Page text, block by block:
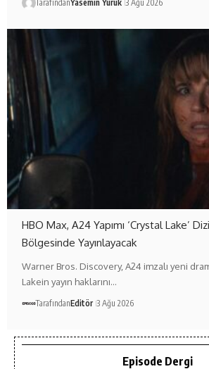
TarafındanYasemin Yürük 3 Ağu 2026
HBO Max, A24 Yapımı ‘Crystal Lake’
Bölgesinde Yayınlayacak
Warner Bros. Discovery, A24 imzalı yeni
Lakein yayın haklarını…
TarafındanEditör 3 Ağu 2026
Episode Dergi